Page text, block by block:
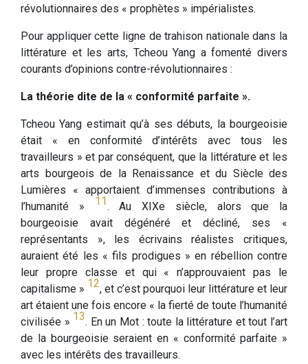
révolutionnaires des « prophètes » impérialistes.
Pour appliquer cette ligne de trahison nationale dans la
littérature et les arts, Tcheou Yang a fomenté divers
courants d’opinions contre-révolutionnaires :
La théorie dite de la « conformité parfaite ».
Tcheou Yang estimait qu’à ses débuts, la bourgeoisie
était « en conformité d’intérêts avec tous les
travailleurs » et par conséquent, que la littérature et les
arts bourgeois de la Renaissance et du Siècle des
Lumières « apportaient d’immenses contributions à
l’humanité » 11. Au XIXe siècle, alors que la
bourgeoisie avait dégénéré et décliné, ses «
représentants », les écrivains réalistes critiques,
auraient été les « fils prodigues » en rébellion contre
leur propre classe et qui « n’approuvaient pas le
capitalisme » 12, et c’est pourquoi leur littérature et leur
art étaient une fois encore « la fierté de toute l’humanité
civilisée » 13. En un Mot : toute la littérature et tout l’art
de la bourgeoisie seraient en « conformité parfaite »
avec les intérêts des travailleurs.